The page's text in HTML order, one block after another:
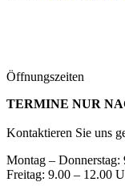
Öffnungszeiten
TERMINE NUR
Kontaktieren Sie uns
Montag –
Freitag: 9.00 – 12.00